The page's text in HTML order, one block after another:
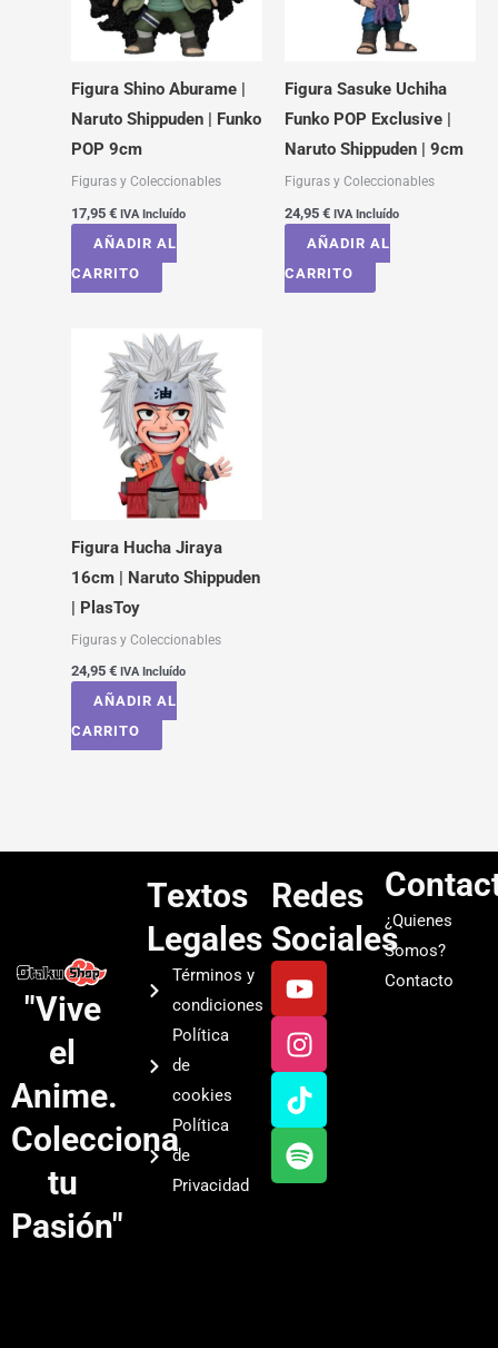
Figura Shino Aburame |
Naruto Shippuden | Funko
POP 9cm
Figuras y Coleccionables
17,95 € IVA Incluído
AÑADIR AL
CARRITO
Figura Sasuke Uchiha
Funko POP Exclusive |
Naruto Shippuden | 9cm
Figuras y Coleccionables
24,95 € IVA Incluído
AÑADIR AL
CARRITO
Figura Hucha Jiraya
16cm | Naruto Shippuden
| PlasToy
Figuras y Coleccionables
24,95 € IVA Incluído
AÑADIR AL
CARRITO
"Vive
el
Anime.
Colecciona
tu
Pasión"
Textos
Legales
Términos y
condiciones
Política
de
cookies
Política
de
Privacidad
Redes
Sociales
Y
o
u
t
u
b
e
I
n
s
t
a
g
r
a
T
i
k
t
o
k
S
p
o
t
i
f
y
¿Quienes
Somos?
Contacto